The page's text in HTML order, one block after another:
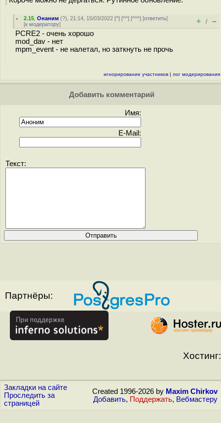
2.15 ,Онаним (?), 21:14, 15/03/2022 [^] [^^] [^^^] [ответить]
[к модератору] + / –
PCRE2 - очень хорошо
mod_dav - нет
mpm_event - не налетал, но заткнуть не прочь
игнорирование участников | лог модерирования
Добавить комментарий
Имя:
E-Mail:
Текст:
Партнёры:
Хостинг:
Закладки на сайте
Проследить за
страницей
Created 1996-2026 by Maxim Chirkov
Добавить, Поддержать, Вебмастеру